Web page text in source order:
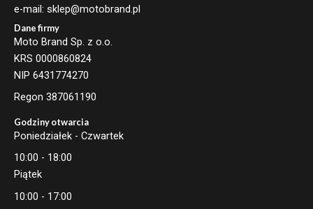
e-mail: sklep@motobrand.pl
Dane firmy
Moto Brand Sp. z o.o.
KRS 0000860824
NIP 6431774270
Regon 387061190
Godziny otwarcia
Poniedziałek - Czwartek
10:00 - 18:00
Piątek
10:00 - 17:00